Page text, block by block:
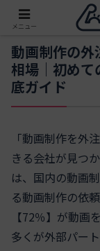
動画制作の外
相場｜初め
底ガイド
「動画制作を外
きる会社が見つ
は、国内の動画
る動画制作の依
【72％】が動画
多くが外部パー
メニュー